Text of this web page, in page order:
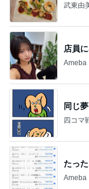
武東由
店員
Ameba
同じ夢
四コマ
たっ
Ameba